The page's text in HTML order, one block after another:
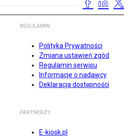
REGULAMIN
Polityka Prywatności
Zmiana ustawień zgód
Regulamin serwisu
Informacje o nadawcy
Deklaracja dostępności
PARTNERZY
E-kiosk.pl